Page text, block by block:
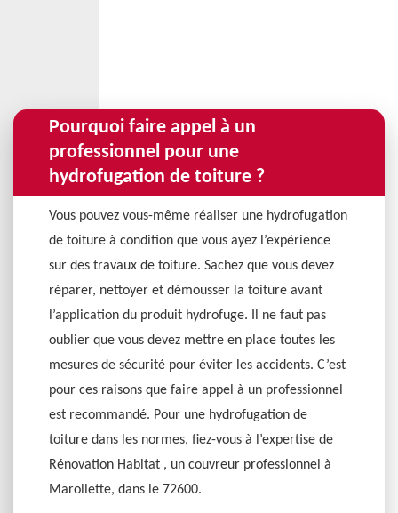
Pourquoi faire appel à un
professionnel pour une
hydrofugation de toiture ?
Vous pouvez vous-même réaliser une hydrofugation
de toiture à condition que vous ayez l’expérience
sur des travaux de toiture. Sachez que vous devez
réparer, nettoyer et démousser la toiture avant
l’application du produit hydrofuge. Il ne faut pas
oublier que vous devez mettre en place toutes les
mesures de sécurité pour éviter les accidents. C’est
pour ces raisons que faire appel à un professionnel
est recommandé. Pour une hydrofugation de
toiture dans les normes, fiez-vous à l’expertise de
Rénovation Habitat , un couvreur professionnel à
Marollette, dans le 72600.